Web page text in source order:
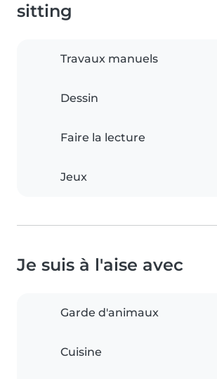
sitting
Travaux manuels
Dessin
Faire la lecture
Jeux
Je suis à l'aise avec
Garde d'animaux
Cuisine